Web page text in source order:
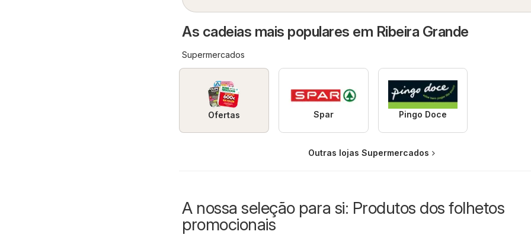
As cadeias mais populares em Ribeira Grande
Supermercados
Ofertas Spar Pingo Doce
Outras lojas Supermercados
A nossa seleção para si: Produtos dos folhetos
promocionais